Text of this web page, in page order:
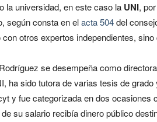
la universidad, en este caso la UNI,
según consta en elacta 504del
otros expertos independientes,
se desempeña como
ha sido tutora de varias tesis de
y fue categorizada en dos ocasiones
su salario recibía dinero público